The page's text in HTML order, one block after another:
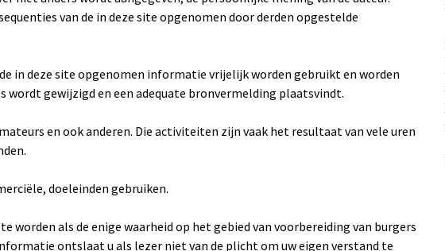
van de in deze site opgenomen door derden opgestelde
in deze site opgenomen informatie vrijelijk worden gebruikt en worden
wordt gewijzigd en een adequate bronvermelding plaatsvindt.
en ook anderen. Die activiteiten zijn vaak het resultaat van vele uren
doeleinden gebruiken.
als de enige waarheid op het gebied van voorbereiding van burgers
ontslaat u als lezer niet van de plicht om uw eigen verstand te